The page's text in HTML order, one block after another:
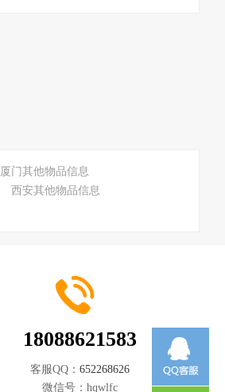
厦门其他物品信息
西安其他物品信息
18088621583
客服QQ： 652268626
微信号： hqwlfc